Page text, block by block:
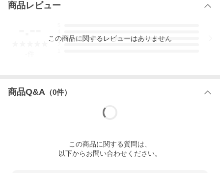
商品レビュー
3
この商品に関するレビューはありません
商品Q&A （0件）
この商品に関する質問は、
以下からお問い合わせください。